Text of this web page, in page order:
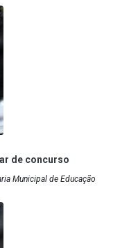
de concurso
Municipal de Educação